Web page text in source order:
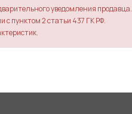
уведомления продавца.
с пунктом 2 статьи 437 ГК РФ.